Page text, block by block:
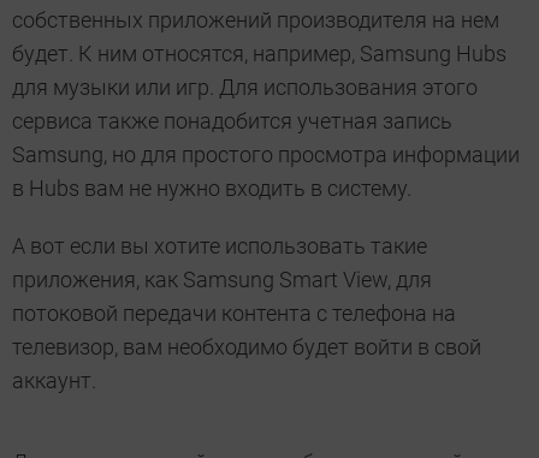
собственных приложений производителя на нем
будет. К ним относятся, например, Samsung Hubs
для музыки или игр. Для использования этого
сервиса также понадобится учетная запись
Samsung, но для простого просмотра информации
в Hubs вам не нужно входить в систему.
А вот если вы хотите использовать такие
приложения, как Samsung Smart View, для
потоковой передачи контента с телефона на
телевизор, вам необходимо будет войти в свой
аккаунт.